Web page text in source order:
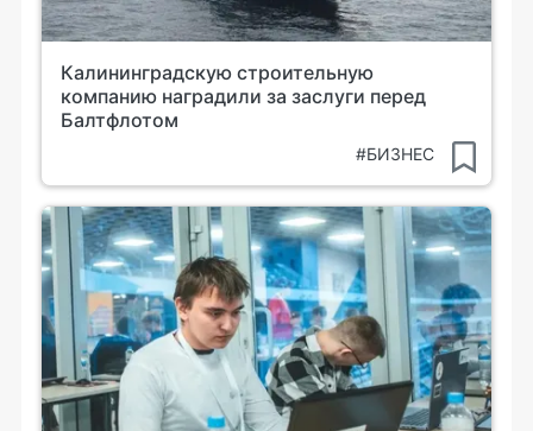
Калининградскую строительную
компанию наградили за заслуги перед
Балтфлотом
#БИЗНЕС